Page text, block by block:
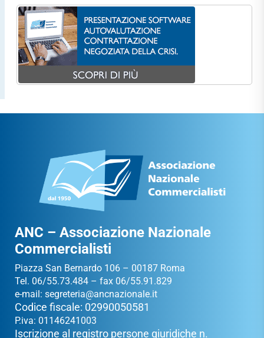
ANC – Associazione Nazionale
Commercialisti
Piazza San Bernardo 106 – 00187 Roma
Tel. 06/55.73.484 – fax 06/55.91.829
e-mail: segreteria@ancnazionale.it
Codice fiscale: 02990050581
P.iva: 01146241003
Iscrizione al registro persone giuridiche n.